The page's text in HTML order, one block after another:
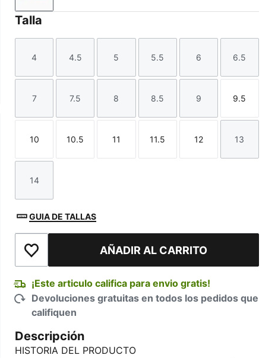
Talla
Talla
4
Talla
4.5
Talla
5
Talla
5.5
Talla
6
Talla
6.5
Talla
7
Talla
7.5
Talla
8
Talla
8.5
Talla
9
Talla
9.5
Talla
10
Talla
10.5
Talla
11
Talla
11.5
Talla
12
Talla
13
Talla
14
GUIA DE TALLAS
Añadir a la lista de deseosAÑADIR AL CARRITO
¡Este articulo califica para envio gratis!
Devoluciones gratuitas en todos los pedidos que
califiquen
Descripción
HISTORIA DEL PRODUCTO